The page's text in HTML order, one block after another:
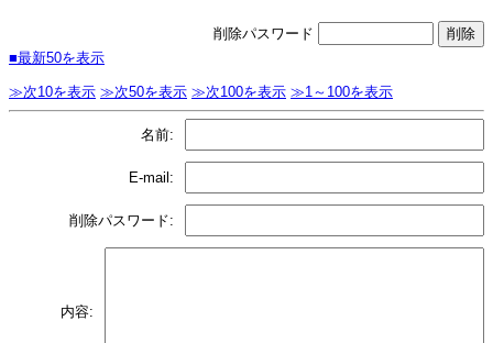
削除パスワード
■最新50を表示
≫次10を表示 ≫次50を表示 ≫次100を表示 ≫1～100を表示
名前:
E-mail:
削除パスワード:
内容: